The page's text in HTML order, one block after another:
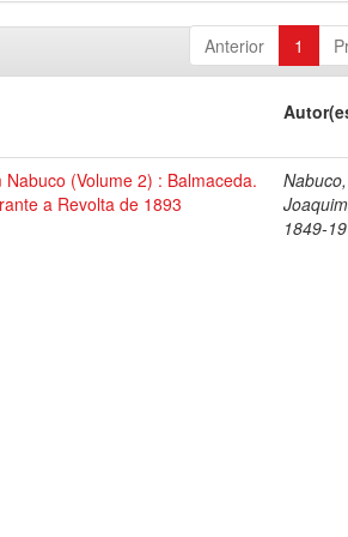
Anterior 1
(Volume 2) : Balmaceda.
a Revolta de 1893
Nabuco,
1849-